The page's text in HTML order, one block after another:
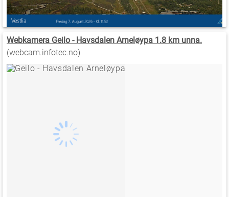
Webkamera Geilo - Havsdalen Arneløypa 1.8 km unna.
(webcam.infotec.no)